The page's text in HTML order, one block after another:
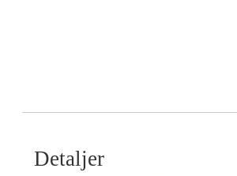
Detaljer